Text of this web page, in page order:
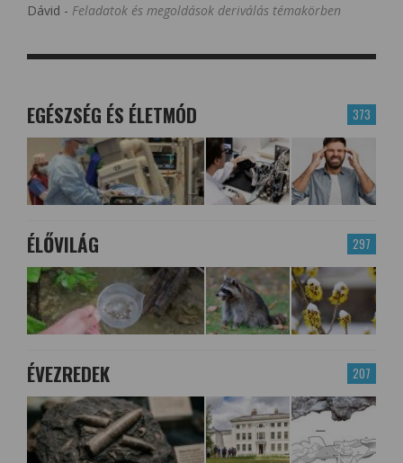
Dávid - Feladatok és megoldások deriválás témakörben
373
EGÉSZSÉG ÉS ÉLETMÓD
297
ÉLŐVILÁG
207
ÉVEZREDEK